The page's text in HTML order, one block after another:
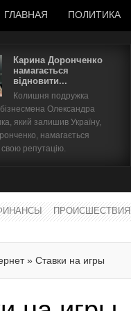
ГЛАВНАЯ ПОЛИТИКА
Карина Доронченко
намагається
відновити...
Колишня подружка
Олександра
який залишив Україну,
намагається
свою репутацію.
ПРОИСШЕСТВИЯ
» Ставки на игры